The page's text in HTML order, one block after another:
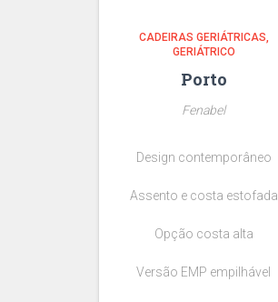
CADEIRAS GERIÁTRICAS
GERIÁTRICO
Porto
Fenabel
Design contemporâneo
Assento e costa estofada
Opção costa alta
Versão EMP empilhável